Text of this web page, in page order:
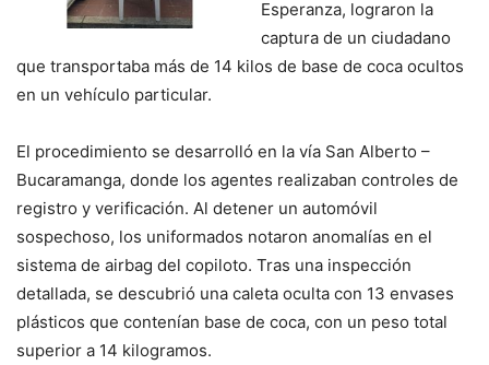
Esperanza, lograron la
captura de un ciudadano
que transportaba más de 14 kilos de base de coca ocultos
en un vehículo particular.
El procedimiento se desarrolló en la vía San Alberto –
Bucaramanga, donde los agentes realizaban controles de
registro y verificación. Al detener un automóvil
sospechoso, los uniformados notaron anomalías en el
sistema de airbag del copiloto. Tras una inspección
detallada, se descubrió una caleta oculta con 13 envases
plásticos que contenían base de coca, con un peso total
superior a 14 kilogramos.